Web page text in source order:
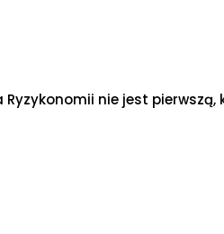
nie jest